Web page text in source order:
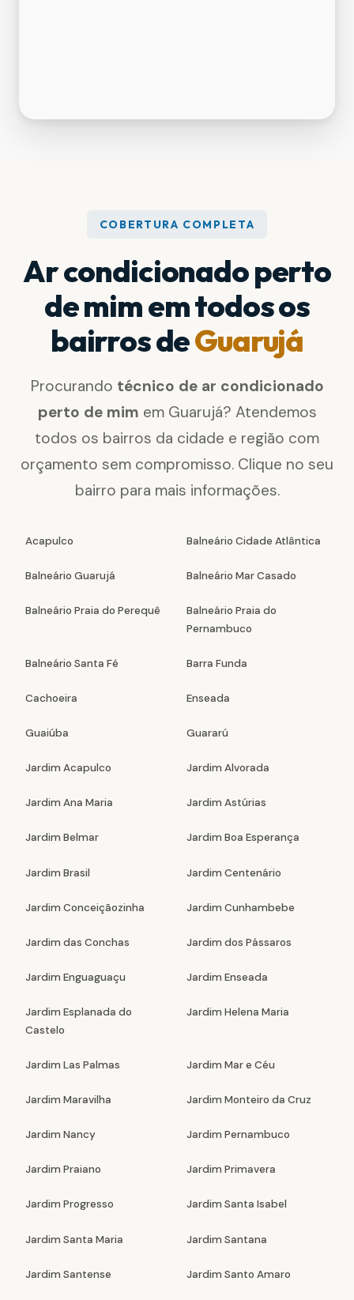
COBERTURA COMPLETA
Ar condicionado perto
de mim em todos os
bairros deGuarujá
Procurando técnico de ar condicionado
perto de mim em Guarujá? Atendemos
todos os bairros da cidade e região com
orçamento sem compromisso. Clique no seu
bairro para mais informações.
Acapulco Balneário Cidade Atlântica
Balneário Guarujá Balneário Mar Casado
Balneário Praia do Perequê
Balneário Praia do
Pernambuco
Balneário Santa Fé Barra Funda
Cachoeira Enseada
Guaiúba Guararú
Jardim Acapulco Jardim Alvorada
Jardim Ana Maria Jardim Astúrias
Jardim Belmar Jardim Boa Esperança
Jardim Brasil Jardim Centenário
Jardim Conceiçãozinha Jardim Cunhambebe
Jardim das Conchas Jardim dos Pássaros
Jardim Enguaguaçu Jardim Enseada
Jardim Esplanada do
Castelo
Jardim Helena Maria
Jardim Las Palmas Jardim Mar e Céu
Jardim Maravilha Jardim Monteiro da Cruz
Jardim Nancy Jardim Pernambuco
Jardim Praiano Jardim Primavera
Jardim Progresso Jardim Santa Isabel
Jardim Santa Maria Jardim Santana
Jardim Santense Jardim Santo Amaro